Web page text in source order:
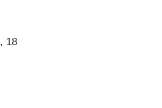
, 18